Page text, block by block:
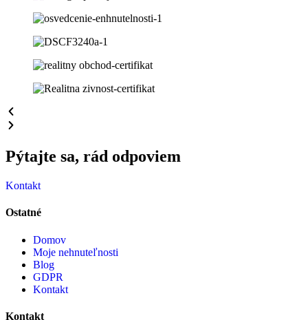
Pýtajte sa, rád odpoviem​
Kontakt
Ostatné
Domov
Moje nehnuteľnosti
Blog
GDPR
Kontakt
Kontakt